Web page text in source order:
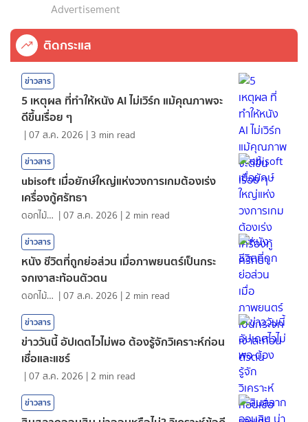
Advertisement
ติดกระแส
ข่าวสาร
5 เหตุผล ที่ทำให้หนัง AI ไม่เวิร์ก แม้คุณภาพจะ
ดีขึ้นเรื่อย ๆ
|07 ส.ค. 2026 | 3 min read
ข่าวสาร
ubisoft เมื่อยักษ์ใหญ่แห่งวงการเกมต้องเร่ง
เครื่องกู้ศรัทธา
ดอกไม้กับสายน้ำ |07 ส.ค. 2026 | 2 min read
ข่าวสาร
หนัง ชีวิตที่ถูกย่อส่วน เมื่อภาพยนตร์เป็นกระ
จกเงาสะท้อนตัวตน
ดอกไม้กับสายน้ำ |07 ส.ค. 2026 | 2 min read
ข่าวสาร
ข่าววันนี้ อัปเดตไวไม่พอ ต้องรู้จักวิเคราะห์ก่อน
เชื่อและแชร์
|07 ส.ค. 2026 | 2 min read
ข่าวสาร